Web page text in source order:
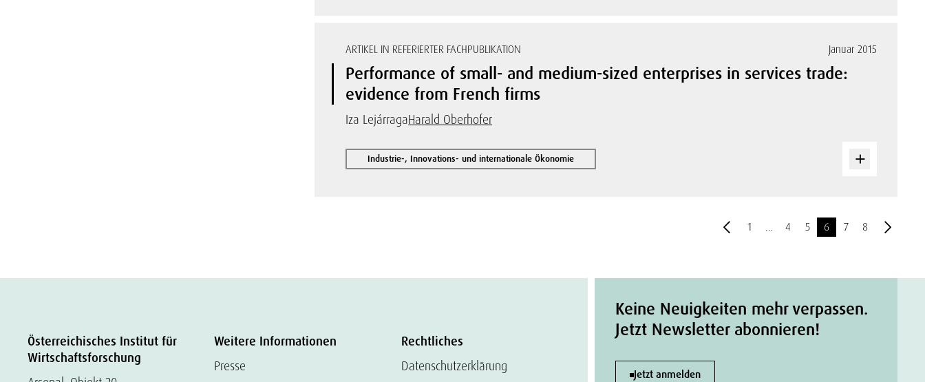
ARTIKEL IN REFERIERTER FACHPUBLIKATION Januar 2015
Performance of small- and medium-sized enterprises in services trade:
evidence from French firms
Iza LejárragaHarald Oberhofer
Industrie-, Innovations- und internationale Ökonomie
1 … 4 5 6 7 8
Österreichisches Institut für
Wirtschaftsforschung
Weitere Informationen
Presse
Rechtliches
Datenschutzerklärung
Keine Neuigkeiten mehr verpassen.
Jetzt Newsletter abonnieren!
Jetzt anmelden